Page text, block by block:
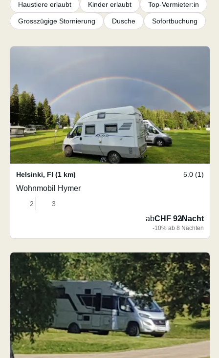
Haustiere erlaubt Kinder erlaubt Top-Vermieter:in
Grosszügige Stornierung Dusche Sofortbuchung
Helsinki, FI (1 km) 5.0 (1)
Wohnmobil Hymer
2 3
abCHF 92/Nacht
-10% ab 8 Nächten